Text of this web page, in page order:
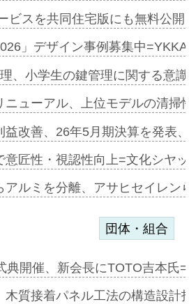
ビスを共同住宅版にも無料公
」デザイン事例募集中
、小学生の鍵管理に関する意
ニューアル、上位モデルの清
益改善、26年5月期決算を発表
意匠性・視認性向上=文化シヤ
アルミを分離、アサヒセイレ
団体・組合
典開催、新会長にTOTO吉本氏
木質接着パネル工法の構造設